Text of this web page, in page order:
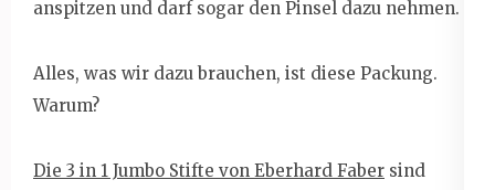
anspitzen und darf sogar den Pinsel dazu nehmen.
Alles, was wir dazu brauchen, ist diese Packung.
Warum?
Die 3 in 1 Jumbo Stifte von Eberhard Faber sind